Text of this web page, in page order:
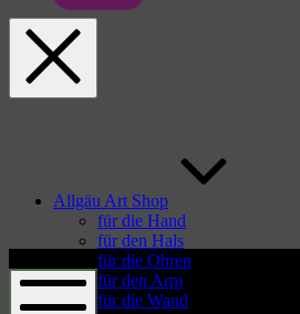
Allgäu Art Shop
für die Hand
für den Hals
für die Ohren
für den Arm
für die Wand
art.com